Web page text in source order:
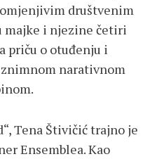
društvenim
majke i njezine četiri
priču o otuđenju i
narativnom
Tena Štivičić trajno je
Ensemblea. Kao